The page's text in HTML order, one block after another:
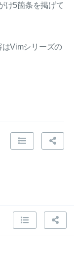
け5箇条を掲げて
はVimシリーズの
Reserved